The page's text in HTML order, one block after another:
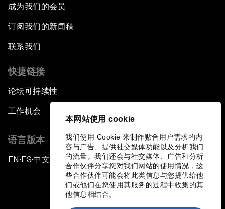
本网站使用 cookie
我们使用 Cookie 来制作贴合用户需求的内
容与广告、提供社交媒体功能以及分析我们
的流量。我们还会与社交媒体、广告和分析
合作伙伴分享您对我们网站的使用情况，这
些合作伙伴可能会将此类信息与您提供给他
们或他们在您使用其服务的过程中收集的其
他信息相结合。
成为我们的会员
订阅我们的新闻稿
联系我们
快捷链接
论坛可持续性
工作机会
语言版本
EN ▪ ES▪中文▪ 日本語